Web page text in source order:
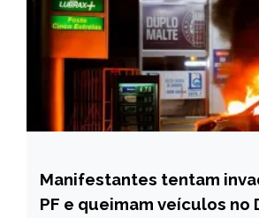
BRASIL
NOTÍCIAS
Manifestantes tentam
PF e queimam veículos no